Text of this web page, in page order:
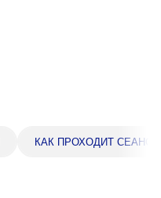
КАК ПРОХОДИТ СЕАНС